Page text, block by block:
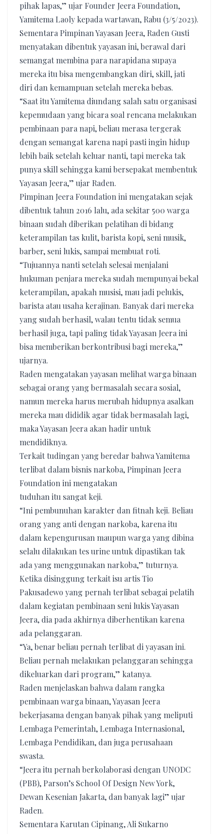
pihak lapas,” ujar Founder Jeera Foundation,
Yamitema Laoly kepada wartawan, Rabu (3/5/2023).
Sementara Pimpinan Yayasan Jeera, Raden Gusti
menyatakan dibentuk yayasan ini, berawal dari
semangat membina para narapidana supaya
mereka itu bisa mengembangkan diri, skill, jati
diri dan kemampuan setelah mereka bebas.
“Saat itu Yamitema diundang salah satu organisasi
kepemudaan yang bicara soal rencana melakukan
pembinaan para napi, beliau merasa tergerak
dengan semangat karena napi pasti ingin hidup
lebih baik setelah keluar nanti, tapi mereka tak
punya skill sehingga kami bersepakat membentuk
Yayasan Jeera,” ujar Raden.
Pimpinan Jeera Foundation ini mengatakan sejak
dibentuk tahun 2016 lalu, ada sekitar 500 warga
binaan sudah diberikan pelatihan di bidang
keterampilan tas kulit, barista kopi, seni musik,
barber, seni lukis, sampai membuat roti.
“Tujuannya nanti setelah selesai menjalani
hukuman penjara mereka sudah mempunyai bekal
keterampilan, apakah musisi, mau jadi pelukis,
barista atau usaha kerajinan. Banyak dari mereka
yang sudah berhasil, walau tentu tidak semua
berhasil juga, tapi paling tidak Yayasan Jeera ini
bisa memberikan berkontribusi bagi mereka,”
ujarnya.
Raden mengatakan yayasan melihat warga binaan
sebagai orang yang bermasalah secara sosial,
namun mereka harus merubah hidupnya asalkan
mereka mau dididik agar tidak bermasalah lagi,
maka Yayasan Jeera akan hadir untuk
mendidiknya.
Terkait tudingan yang beredar bahwa Yamitema
terlibat dalam bisnis narkoba, Pimpinan Jeera
Foundation ini mengatakan
tuduhan itu sangat keji.
“Ini pembunuhan karakter dan fitnah keji. Beliau
orang yang anti dengan narkoba, karena itu
dalam kepengurusan maupun warga yang dibina
selalu dilakukan tes urine untuk dipastikan tak
ada yang menggunakan narkoba,” tuturnya.
Ketika disinggung terkait isu artis Tio
Pakusadewo yang pernah terlibat sebagai pelatih
dalam kegiatan pembinaan seni lukis Yayasan
Jeera, dia pada akhirnya diberhentikan karena
ada pelanggaran.
“Ya, benar beliau pernah terlibat di yayasan ini.
Beliau pernah melakukan pelanggaran sehingga
dikeluarkan dari program,” katanya.
Raden menjelaskan bahwa dalam rangka
pembinaan warga binaan, Yayasan Jeera
bekerjasama dengan banyak pihak yang meliputi
Lembaga Pemerintah, Lembaga Internasional,
Lembaga Pendidikan, dan juga perusahaan
swasta.
“Jeera itu pernah berkolaborasi dengan UNODC
(PBB), Parson’s School Of Design New York,
Dewan Kesenian Jakarta, dan banyak lagi” ujar
Raden.
Sementara Karutan Cipinang, Ali Sukarno